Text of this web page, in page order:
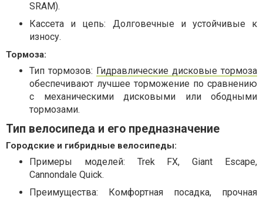
SRAM).
Кассета и цепь: Долговечные и устойчивые к
износу.
Тормоза:
Тип тормозов: Гидравлические дисковые тормоза
обеспечивают лучшее торможение по сравнению
с механическими дисковыми или ободными
тормозами.
Тип велосипеда и его предназначение
Городские и гибридные велосипеды:
Примеры моделей: Trek FX, Giant Escape,
Cannondale Quick.
Преимущества: Комфортная посадка, прочная